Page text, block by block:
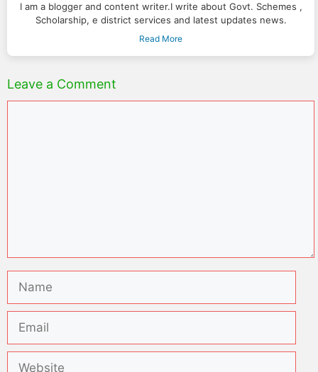
I am a blogger and content writer.I write about Govt. Schemes ,
Scholarship, e district services and latest updates news.
Read More
Leave a Comment